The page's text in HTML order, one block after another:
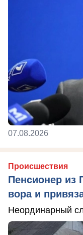
07.08.2026
Происшествия
Пенсионер из
вора и
Неординарный